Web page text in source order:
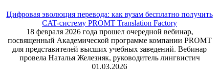
Цифровая эволюция перевода: как вузам бесплатно получить
CAT-систему PROMT Translation Factory
18 февраля 2026 года прошел очередной вебинар,
посвященный Академической программе компании PROMT
для представителей высших учебных заведений. Вебинар
провела Наталья Железняк, руководитель лингвистич
01.03.2026